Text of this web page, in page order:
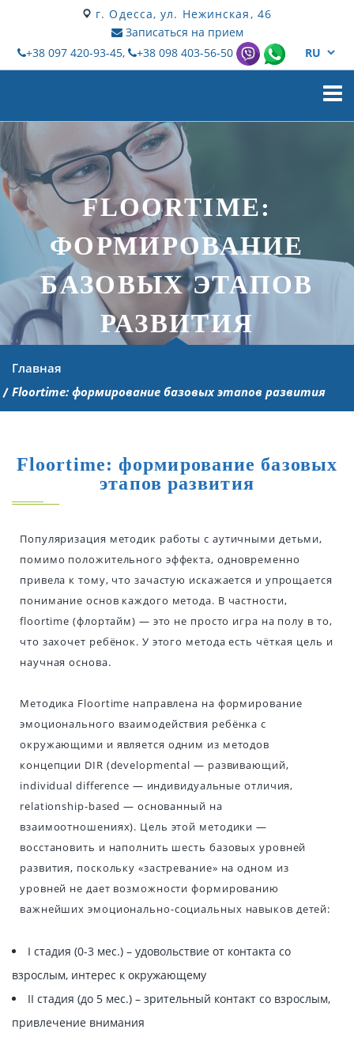
г. Одесса, ул. Нежинская, 46
Записаться на прием
+38 097 420-93-45,
+38 098 403-56-50
FLOORTIME:
ФОРМИРОВАНИЕ
БАЗОВЫХ ЭТАПОВ
РАЗВИТИЯ
Главная
Floortime: формирование базовых этапов развития
Floortime: формирование базовых
этапов развития
Популяризация методик работы с аутичными детьми,
помимо положительного эффекта, одновременно
привела к тому, что зачастую искажается и упрощается
понимание основ каждого метода. В частности,
floortime (флортайм) — это не просто игра на полу в то,
что захочет ребёнок. У этого метода есть чёткая цель и
научная основа.
Методика Floortime направлена на формирование
эмоционального взаимодействия ребёнка с
окружающими и является одним из методов
концепции DIR (developmental — развивающий,
individual difference — индивидуальные отличия,
relationship-based — основанный на
взаимоотношениях). Цель этой методики —
восстановить и наполнить шесть базовых уровней
развития, поскольку «застревание» на одном из
уровней не дает возможности формированию
важнейших эмоционально-социальных навыков детей:
I стадия (0-3 мес.) – удовольствие от контакта со
взрослым, интерес к окружающему
II стадия (до 5 мес.) – зрительный контакт со взрослым,
привлечение внимания